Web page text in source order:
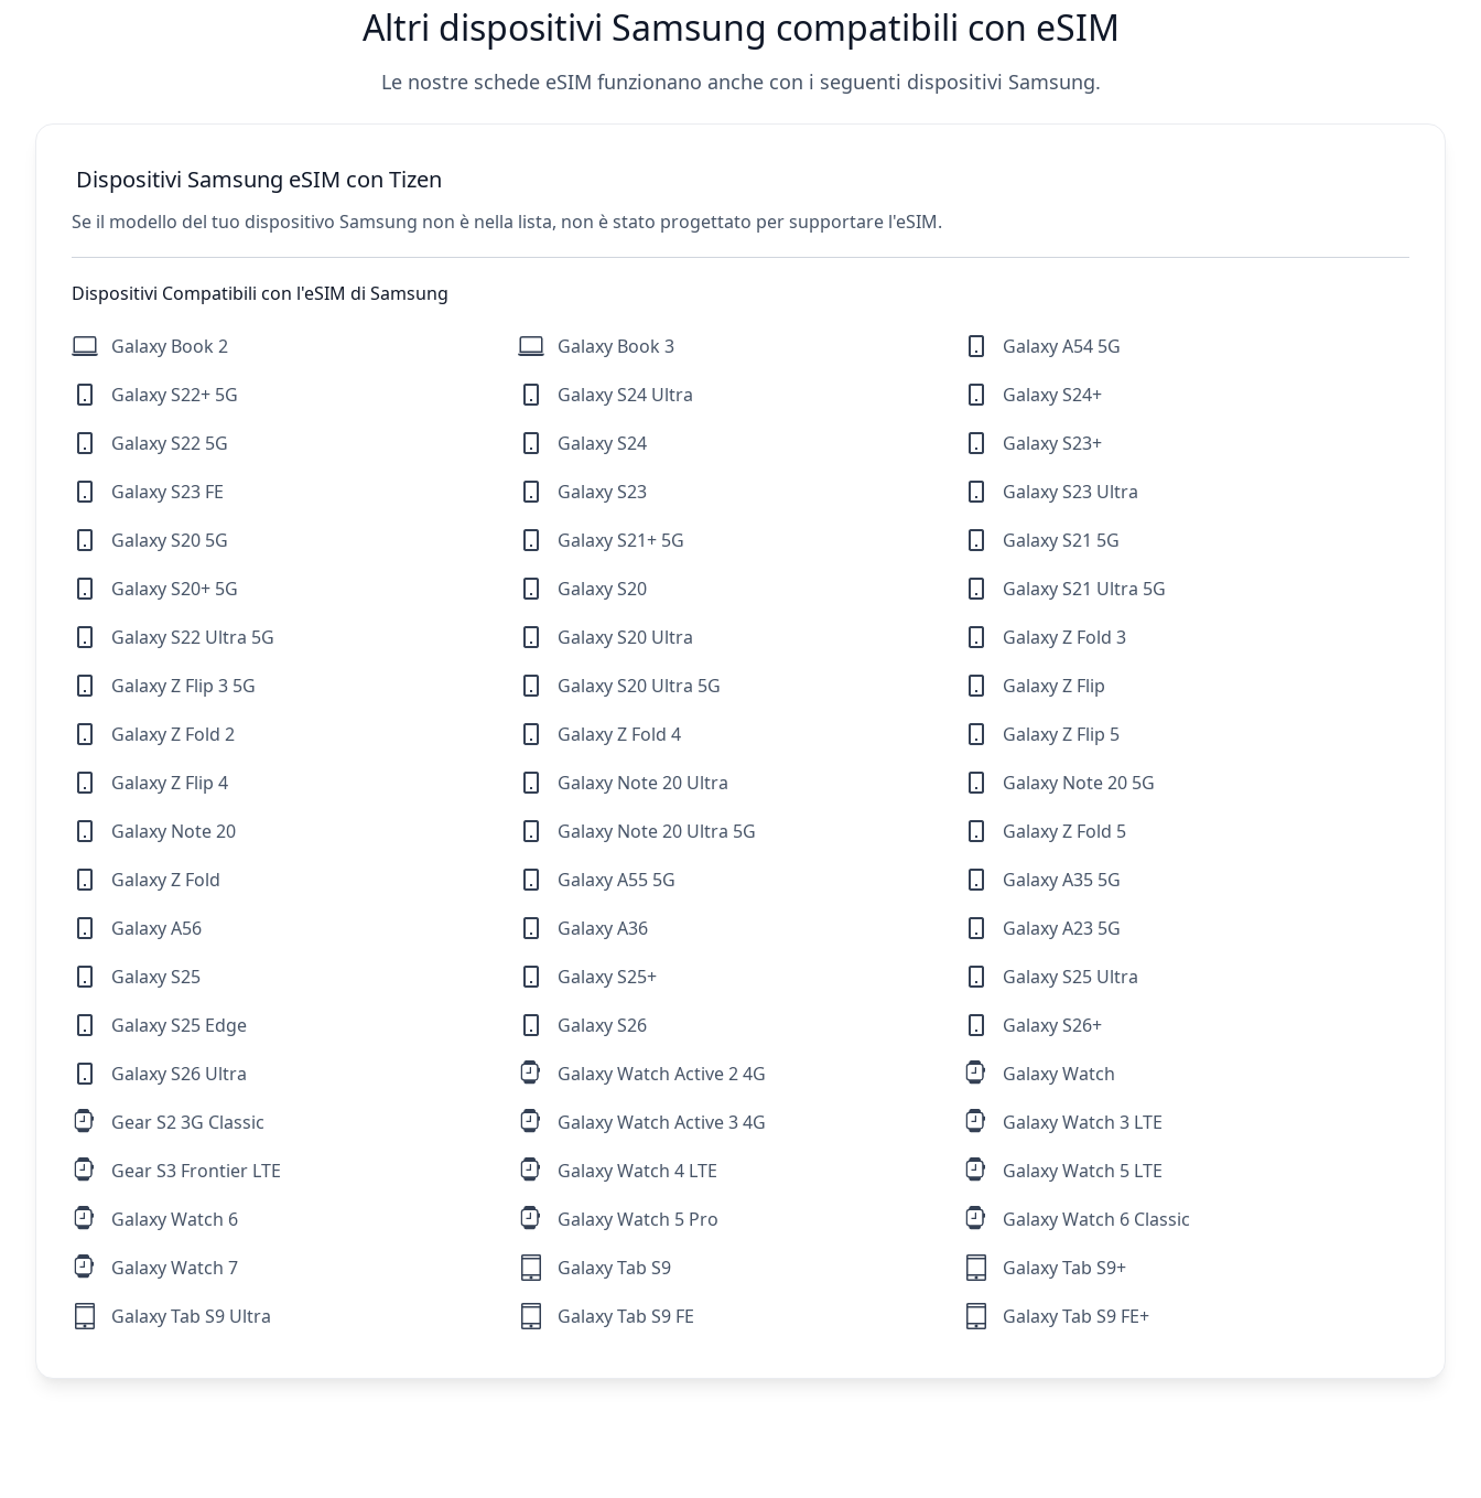
Altri dispositivi Samsung compatibili con eSIM
Le nostre schede eSIM funzionano anche con i seguenti dispositivi Samsung.
Dispositivi Samsung eSIM con Tizen
Se il modello del tuo dispositivo Samsung non è nella lista, non è stato progettato per supportare l'eSIM.
Dispositivi Compatibili con l'eSIM di Samsung
Galaxy Book 2 Galaxy Book 3
Galaxy A54 5G
Galaxy S22+ 5G
Galaxy S24 Ultra
Galaxy S24+
Galaxy S22 5G
Galaxy S24
Galaxy S23+
Galaxy S23 FE
Galaxy S23
Galaxy S23 Ultra
Galaxy S20 5G
Galaxy S21+ 5G
Galaxy S21 5G
Galaxy S20+ 5G
Galaxy S20
Galaxy S21 Ultra 5G
Galaxy S22 Ultra 5G
Galaxy S20 Ultra
Galaxy Z Fold 3
Galaxy Z Flip 3 5G
Galaxy S20 Ultra 5G
Galaxy Z Flip
Galaxy Z Fold 2
Galaxy Z Fold 4
Galaxy Z Flip 5
Galaxy Z Flip 4
Galaxy Note 20 Ultra
Galaxy Note 20 5G
Galaxy Note 20
Galaxy Note 20 Ultra 5G
Galaxy Z Fold 5
Galaxy Z Fold
Galaxy A55 5G
Galaxy A35 5G
Galaxy A56
Galaxy A36
Galaxy A23 5G
Galaxy S25
Galaxy S25+
Galaxy S25 Ultra
Galaxy S25 Edge
Galaxy S26
Galaxy S26+
Galaxy S26 Ultra
Galaxy Watch Active 2 4G
Galaxy Watch
Gear S2 3G Classic
Galaxy Watch Active 3 4G
Galaxy Watch 3 LTE
Gear S3 Frontier LTE
Galaxy Watch 4 LTE
Galaxy Watch 5 LTE
Galaxy Watch 6
Galaxy Watch 5 Pro
Galaxy Watch 6 Classic
Galaxy Watch 7
Galaxy Tab S9
Galaxy Tab S9+
Galaxy Tab S9 Ultra
Galaxy Tab S9 FE Galaxy Tab S9 FE+